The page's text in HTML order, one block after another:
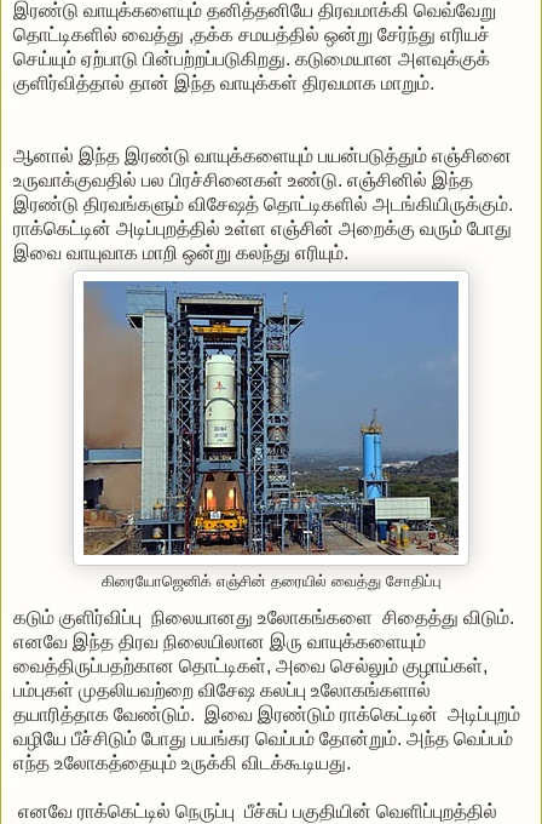
இரண்டு வாயுக்களையும் தனித்தனியே திரவமாக்கி வெவ்வேறு
தொட்டிகளில் வைத்து ,தக்க சமயத்தில் ஒன்று சேர்ந்து எரியச்
செய்யும் ஏற்பாடு பின்பற்றப்படுகிறது. கடுமையான அளவுக்குக்
குளிர்வித்தால் தான் இந்த வாயுக்கள் திரவமாக மாறும்.
ஆனால் இந்த இரண்டு வாயுக்களையும் பயன்படுத்தும் எஞ்சினை
உருவாக்குவதில் பல பிரச்சினைகள் உண்டு. எஞ்சினில் இந்த
இரண்டு திரவங்களும் விசேஷத் தொட்டிகளில் அடங்கியிருக்கும்.
ராக்கெட்டின் அடிப்புறத்தில் உள்ள எஞ்சின் அறைக்கு வரும் போது
இவை வாயுவாக மாறி ஒன்று கலந்து எரியும்.
கிரையோஜெனிக் எஞ்சின் தரையில் வைத்து சோதிப்பு
கடும் குளிர்விப்பு நிலையானது உலோகங்களை சிதைத்து விடும்.
எனவே இந்த திரவ நிலையிலான இரு வாயுக்களையும்
வைத்திருப்பதற்கான தொட்டிகள், அவை செல்லும் குழாய்கள்,
பம்புகள் முதலியவற்றை விசேஷ கலப்பு உலோகங்களால்
தயாரித்தாக வேண்டும். இவை இரண்டும் ராக்கெட்டின் அடிப்புறம்
வழியே பீச்சிடும் போது பயங்கர வெப்பம் தோன்றும். அந்த வெப்பம்
எந்த உலோகத்தையும் உருக்கி விடக்கூடியது.
எனவே ராக்கெட்டில் நெருப்பு பீச்சுப் பகுதியின் வெளிப்புறத்தில்